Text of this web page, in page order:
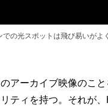
の光スポットは飛び易いがよ
ーカイブ映像のこと
ティを持つ。それが、